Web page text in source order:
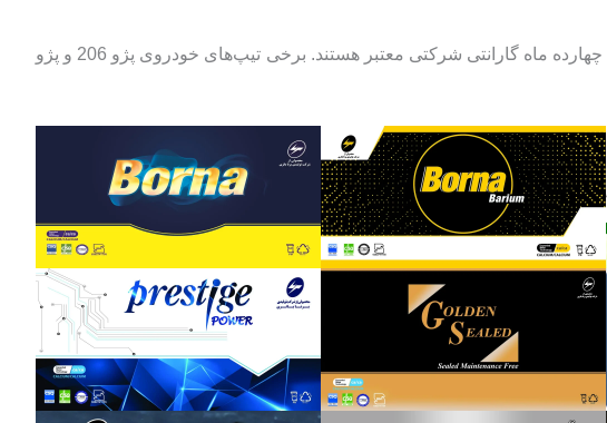
برنا باتری شامل برندهای صدف، ولف، برنا، گلدن‌سیلد، گلوبال، سحر، زمان، اکتیو و جیان گلوبال است که همۀ آنها دارای چهارده ماه گارانتی شرکتی معتبر هستند. برخی تیپ‌های خودروی پژو 206 و پژو